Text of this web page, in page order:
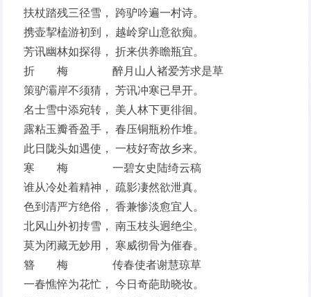
扶杖踏残三径雪， 跨驴吟遍一村诗。
携壶挈榼游初到， 越岭穿山意欲痴。
芳讯幽林如探得， 折来供养瞻瓶宜。
折 梅 醉月山人褚爱芳求是草
策驴灞岸不须猜， 芳讯冲寒已早开。
名士雪中添宛转， 美人林下更徘徊。
露粘玉瓣香盈手， 春压铜瓶粉作堆。
此日陇头如遇使， 一枝好寄故乡来。
寒 梅 一碧女史陆绮云稿
谁从冷处着精神， 疏影凄然欲泄真。
色到清严方绝俗， 香兼惨淡愈宜人。
北风山外初抟雪， 南玉枝头迥绝尘。
莫为闭藏无妙用， 寒威彻骨为催春。
簪 梅 传春使者谢慧琼草
一春憔悴为花忙， 今日奇葩助晓妆。